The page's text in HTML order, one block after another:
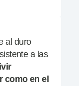
al duro
a las
como en el